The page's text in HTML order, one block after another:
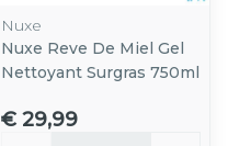
Nuxe
Nuxe Reve De Miel Gel
Nettoyant Surgras 750ml
€ 29,99